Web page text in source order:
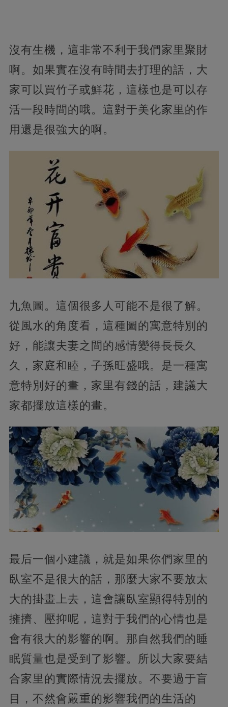
沒有生機，這非常不利于我們家里聚財
啊。如果實在沒有時間去打理的話，大
家可以買竹子或鮮花，這樣也是可以存
活一段時間的哦。這對于美化家里的作
用還是很強大的啊。
九魚圖。這個很多人可能不是很了解。
從風水的角度看，這種圖的寓意特別的
好，能讓夫妻之間的感情變得長長久
久，家庭和睦，子孫旺盛哦。是一種寓
意特別好的畫，家里有錢的話，建議大
家都擺放這樣的畫。
最后一個小建議，就是如果你們家里的
臥室不是很大的話，那麼大家不要放太
大的掛畫上去，這會讓臥室顯得特別的
擁擠、壓抑呢，這對于我們的心情也是
會有很大的影響的啊。那自然我們的睡
眠質量也是受到了影響。所以大家要結
合家里的實際情況去擺放。不要過于盲
目，不然會嚴重的影響我們的生活的